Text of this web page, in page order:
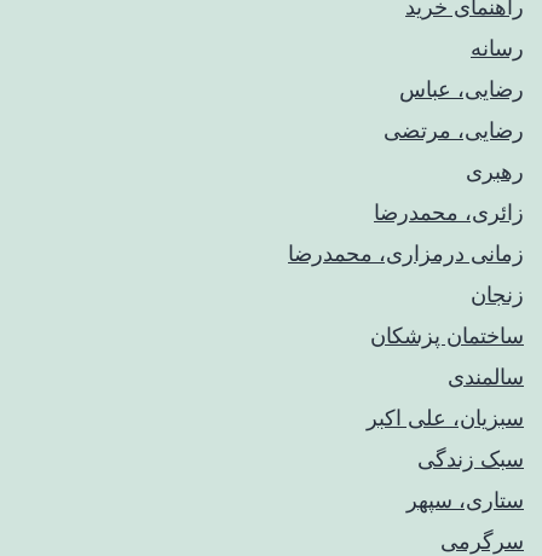
راهنمای خريد
رسانه
رضایی، عباس
رضایی، مرتضی
رهبری
زائری، محمدرضا
زمانی درمزاری، محمدرضا
زنجان
ساختمان پزشکان
سالمندی
سبزیان، علی اکبر
سبک زندگی
ستاری، سپهر
سرگرمی